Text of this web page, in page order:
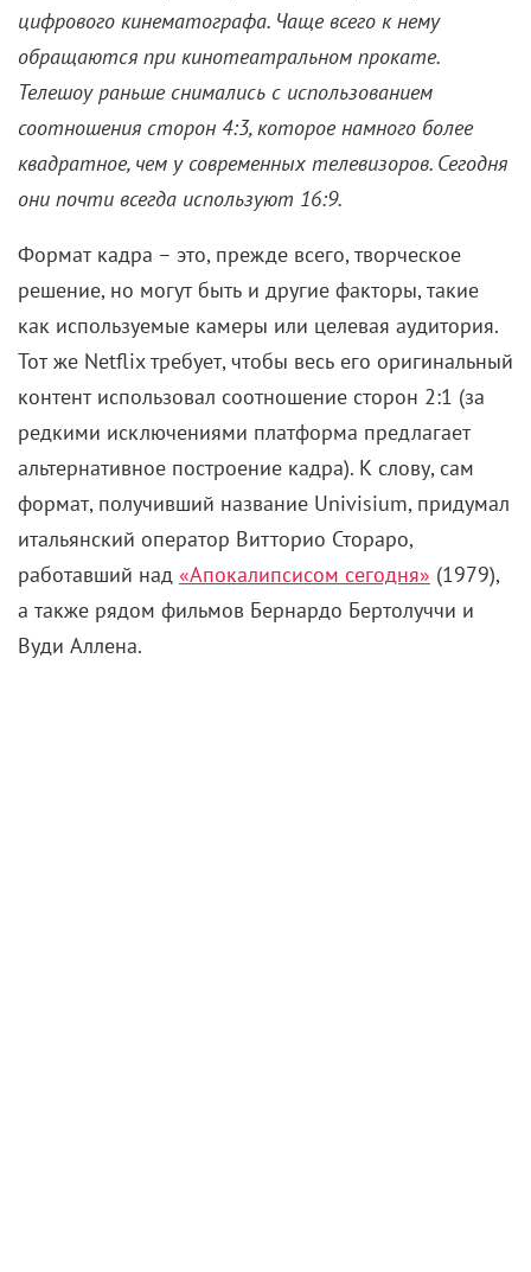
цифрового кинематографа. Чаще всего к нему
обращаются при кинотеатральном прокате.
Телешоу раньше снимались с использованием
соотношения сторон 4:3, которое намного более
квадратное, чем у современных телевизоров. Сегодня
они почти всегда используют 16:9.
Формат кадра – это, прежде всего, творческое
решение, но могут быть и другие факторы, такие
как используемые камеры или целевая аудитория.
Тот же Netflix требует, чтобы весь его оригинальный
контент использовал соотношение сторон 2:1 (за
редкими исключениями платформа предлагает
альтернативное построение кадра). К слову, сам
формат, получивший название Univisium, придумал
итальянский оператор Витторио Стораро,
работавший над «Апокалипсисом сегодня» (1979),
а также рядом фильмов Бернардо Бертолуччи и
Вуди Аллена.